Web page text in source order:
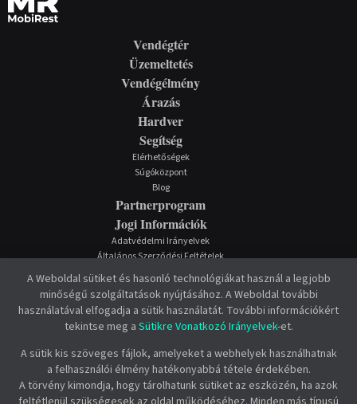
Vendégtér
Üzemeltetés
Vendégélmény
Árazás
Hardver
Segítség
Elérhetőségek
Súgóközpont
Blog
Partnerprogram
Jogi Információk
Adatvédelmi Irányelvek
Általános Szerződési Feltételek
Sütikre Vonatkozó Irányelvek
A Weboldal sütiket és hasonló technológiákat használ a legjobb
minőségű szolgáltatások nyújtásához. A Weboldal további
használatával elfogadja a sütik használatát. További információkért
tekintse meg a Sütikre Vonatkozó Irányelvek-et.
A sütik kis szöveges fájlok, amelyeket a webhelyek használhatnak
a felhasználói élmény hatékonyabbá tétele érdekében.
A törvény kimondja, hogy tárolhatunk sütiket az eszközén, ha azok